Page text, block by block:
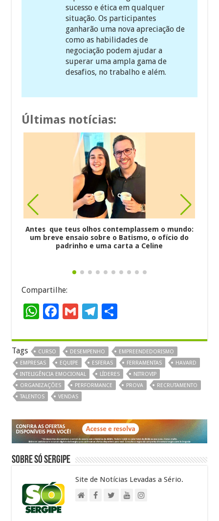
sucesso e ética em qualquer
situação. Os participantes
ganharão uma nova apreciação de
como as habilidades de
negociação podem ajudar a
superar uma ampla gama de
desafios, no trabalho e além.
Últimas notícias:
Antes que teus olhos contemplassem o mundo:
um breve ensaio sobre o Batismo, o ofício do
padrinho e uma carta a Celine
Compartilhe:
W
at
sA
p
p
F
e
b
o
o
k
G
ai
l
T
e
gr
a
m
ar
e
Tags CURSO DESEMPENHO
EMPREENDEDORISMO
EMPRESAS
EQUIPE ESFERAS FERRAMENTAS
HAVARD
INTELIGÊNCIA EMOCIONAL
LÍDERES
NITROVIP
ORGANIZAÇÕES
PERFORMANCE PROVA
RECRUTAMENTO
TALENTOS
VENDAS
Sobre Só Sergipe
Site de Notícias Levadas a Sério.